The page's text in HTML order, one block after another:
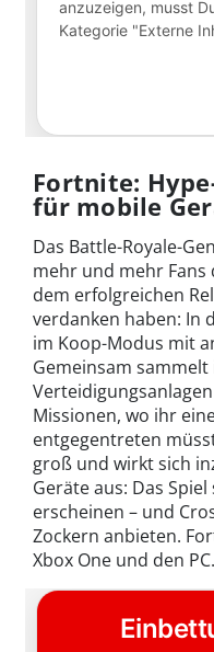
Fortnite:
für mobile
Das Battle-Royale-
mehr und mehr Fans
dem erfolgreichen
verdanken haben: In
im Koop-Modus mit
Gemeinsam
Missionen, wo ihr
entgegentreten
groß und wirkt sich
Geräte aus: Das
erscheinen – und
Zockern anbieten.
Xbox One und den PC.